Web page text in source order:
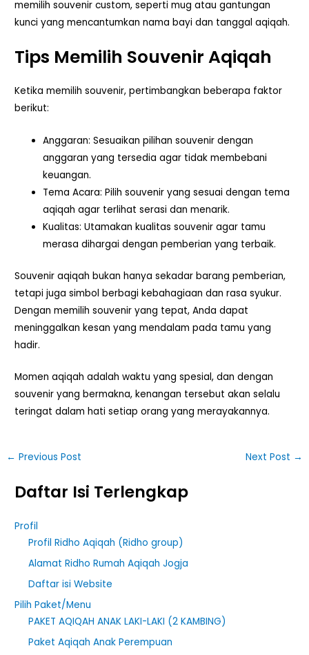
memilih souvenir custom, seperti mug atau gantungan
kunci yang mencantumkan nama bayi dan tanggal aqiqah.
Tips Memilih Souvenir Aqiqah
Ketika memilih souvenir, pertimbangkan beberapa faktor
berikut:
Anggaran: Sesuaikan pilihan souvenir dengan
anggaran yang tersedia agar tidak membebani
keuangan.
Tema Acara: Pilih souvenir yang sesuai dengan tema
aqiqah agar terlihat serasi dan menarik.
Kualitas: Utamakan kualitas souvenir agar tamu
merasa dihargai dengan pemberian yang terbaik.
Souvenir aqiqah bukan hanya sekadar barang pemberian,
tetapi juga simbol berbagi kebahagiaan dan rasa syukur.
Dengan memilih souvenir yang tepat, Anda dapat
meninggalkan kesan yang mendalam pada tamu yang
hadir.
Momen aqiqah adalah waktu yang spesial, dan dengan
souvenir yang bermakna, kenangan tersebut akan selalu
teringat dalam hati setiap orang yang merayakannya.
← Previous Post Next Post →
Daftar Isi Terlengkap
Profil
Profil Ridho Aqiqah (Ridho group)
Alamat Ridho Rumah Aqiqah Jogja
Daftar isi Website
Pilih Paket/Menu
PAKET AQIQAH ANAK LAKI-LAKI (2 KAMBING)
Paket Aqiqah Anak Perempuan